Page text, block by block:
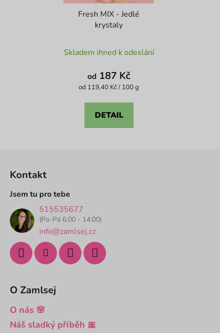
Fresh MIX - Jedlé
krystaly
hodnocení
produktu
je
z
Skladem ihned k odeslání
od 187 Kč
Měrná
od 119,40 Kč / 100 g
DETAIL
Kontakt
Jsem tu pro tebe
515535677
(Po-Pá 6:00 - 14:00)
info@zamlsej.cz
O Zamlsej
O nás 🌸
Náš sladký příběh 🎀